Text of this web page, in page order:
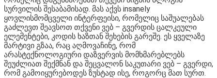
სურვილის შესაბამისად. მას აქვს insanely
ყოვლისმომცველი ინტერფეისი, რომელიც საშუალებას
გაძლევთ შეავსოთ თქვენი ვებ – გვერდის ცალკეული
ელემენტები, კოდის ხაზთან შეხების გარეშე. ეს ყველაზე
მარტივი გზაა, რაც აღმოვაჩინე, რომ
არასტექნოლოგიური დაზვერვის მომხმარებლებს
შეუძლიათ შექმნან და შეცვალონ საკუთარი ვებ – გვერდი,
რომ გამოიყურებოდეს ზუსტად ისე, როგორც მათ სურთ.